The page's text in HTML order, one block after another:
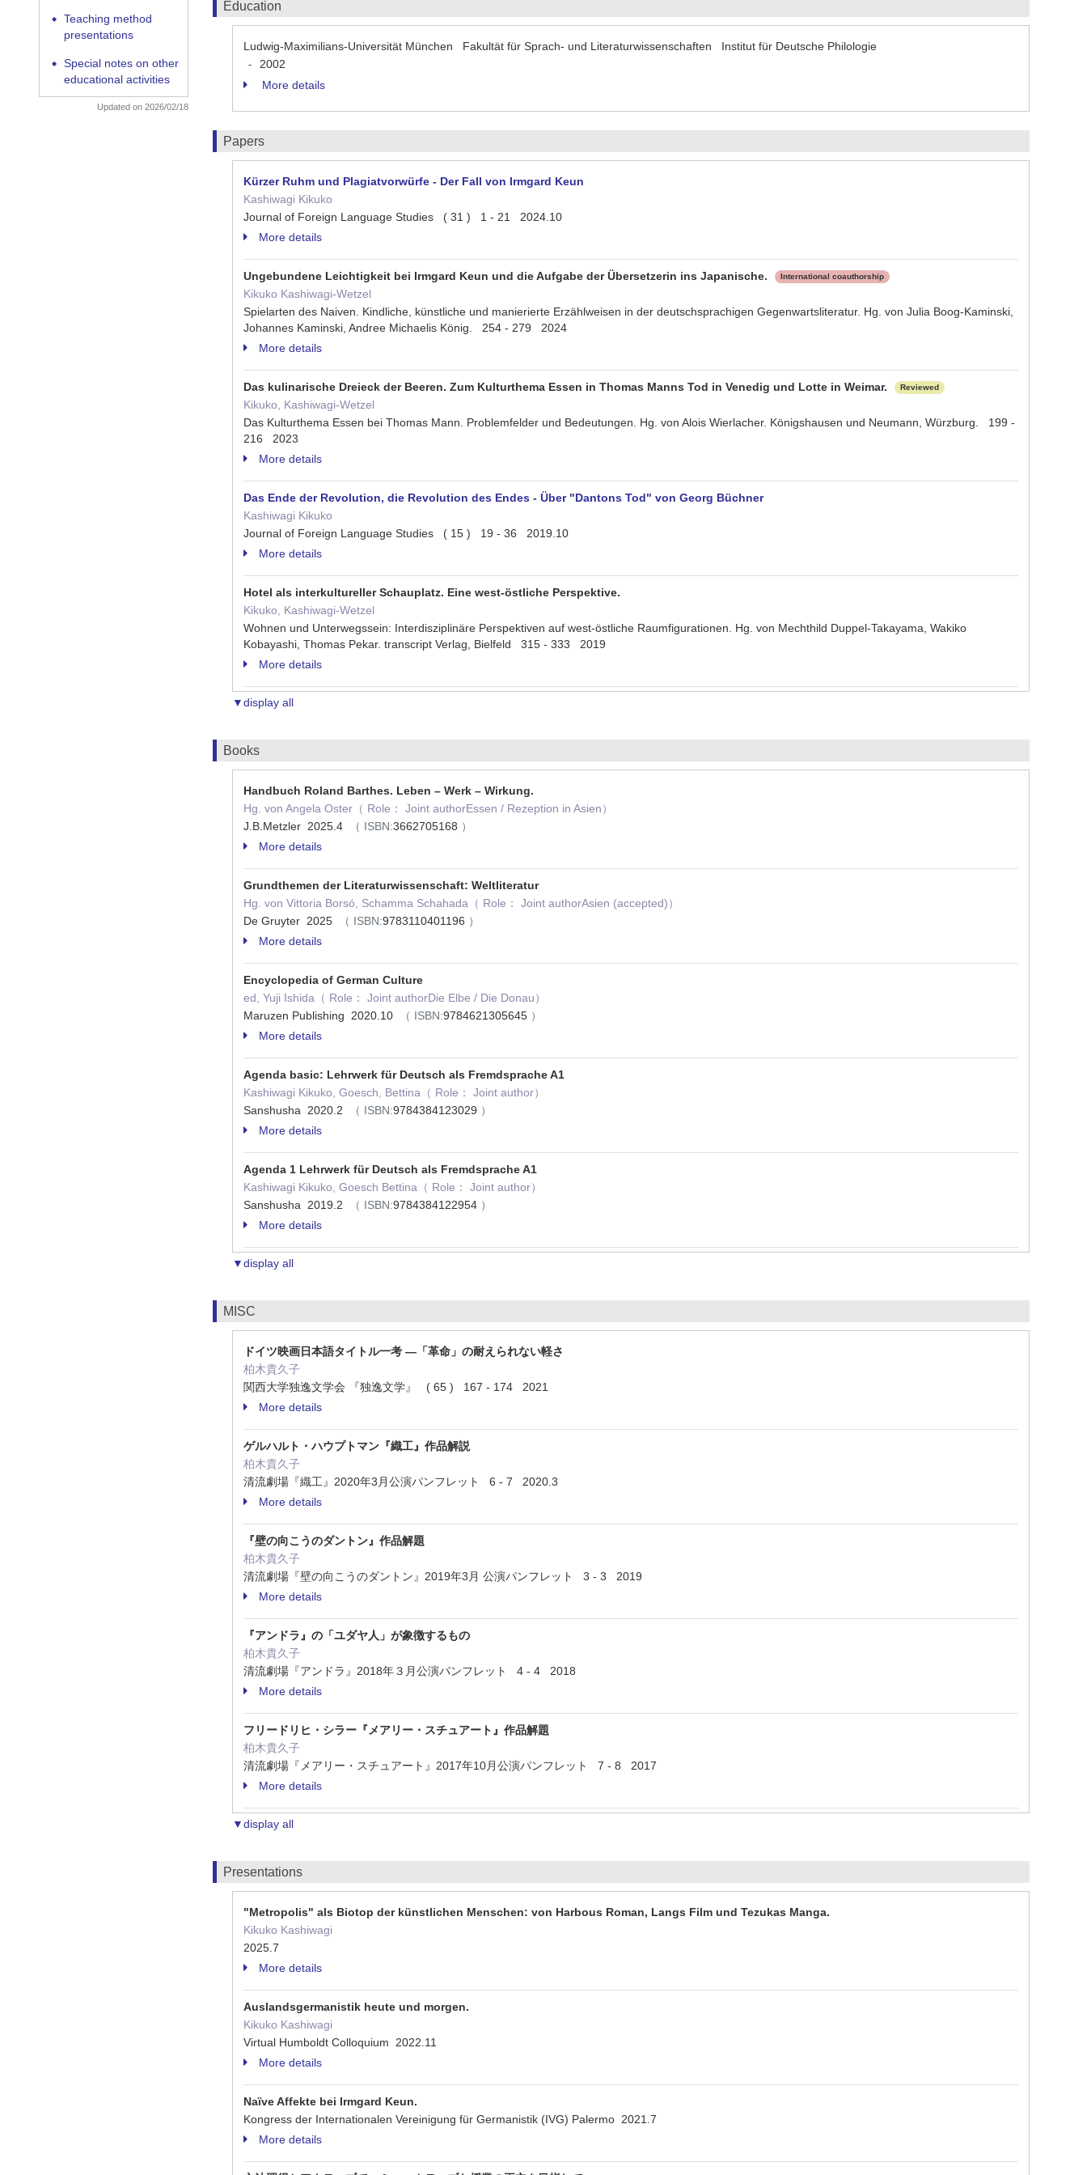
◆
Teaching method
presentations
◆
Special notes on other
educational activities
Updated on 2026/02/18
Education
Ludwig-Maximilians-Universität München Fakultät für Sprach- und Literaturwissenschaften Institut für Deutsche Philologie
-
2002
More details
Papers
Kürzer Ruhm und Plagiatvorwürfe - Der Fall von Irmgard Keun
Kashiwagi Kikuko
Journal of Foreign Language Studies ( 31 ) 1 - 21 2024.10
More details
Ungebundene Leichtigkeit bei Irmgard Keun und die Aufgabe der Übersetzerin ins Japanische. International coauthorship
Kikuko Kashiwagi-Wetzel
Spielarten des Naiven. Kindliche, künstliche und manierierte Erzählweisen in der deutschsprachigen Gegenwartsliteratur. Hg. von Julia Boog-Kaminski,
Johannes Kaminski, Andree Michaelis König. 254 - 279 2024
More details
Das kulinarische Dreieck der Beeren. Zum Kulturthema Essen in Thomas Manns Tod in Venedig und Lotte in Weimar. Reviewed
Kikuko, Kashiwagi-Wetzel
Das Kulturthema Essen bei Thomas Mann. Problemfelder und Bedeutungen. Hg. von Alois Wierlacher. Königshausen und Neumann, Würzburg. 199 -
216 2023
More details
Das Ende der Revolution, die Revolution des Endes - Über "Dantons Tod" von Georg Büchner
Kashiwagi Kikuko
Journal of Foreign Language Studies ( 15 ) 19 - 36 2019.10
More details
Hotel als interkultureller Schauplatz. Eine west-östliche Perspektive.
Kikuko, Kashiwagi-Wetzel
Wohnen und Unterwegssein: Interdisziplinäre Perspektiven auf west-östliche Raumfigurationen. Hg. von Mechthild Duppel-Takayama, Wakiko
Kobayashi, Thomas Pekar. transcript Verlag, Bielfeld 315 - 333 2019
More details
▼display all
Books
Handbuch Roland Barthes. Leben – Werk – Wirkung.
Hg. von Angela Oster（ Role： Joint authorEssen / Rezeption in Asien）
J.B.Metzler 2025.4
（ ISBN:3662705168 ）
More details
Grundthemen der Literaturwissenschaft: Weltliteratur
Hg. von Vittoria Borsó, Schamma Schahada（ Role： Joint authorAsien (accepted)）
De Gruyter 2025
（ ISBN:9783110401196 ）
More details
Encyclopedia of German Culture
ed, Yuji Ishida（ Role： Joint authorDie Elbe / Die Donau）
Maruzen Publishing 2020.10
（ ISBN:9784621305645 ）
More details
Agenda basic: Lehrwerk für Deutsch als Fremdsprache A1
Kashiwagi Kikuko, Goesch, Bettina（ Role： Joint author）
Sanshusha 2020.2
（ ISBN:9784384123029 ）
More details
Agenda 1 Lehrwerk für Deutsch als Fremdsprache A1
Kashiwagi Kikuko, Goesch Bettina（ Role： Joint author）
Sanshusha 2019.2
（ ISBN:9784384122954 ）
More details
▼display all
MISC
ドイツ映画日本語タイトル一考 ―「革命」の耐えられない軽さ
柏木貴久子
関西大学独逸文学会 『独逸文学』 ( 65 ) 167 - 174 2021
More details
ゲルハルト・ハウプトマン『織工』作品解説
柏木貴久子
清流劇場『織工』2020年3月公演パンフレット 6 - 7 2020.3
More details
『壁の向こうのダントン』作品解題
柏木貴久子
清流劇場『壁の向こうのダントン』2019年3月 公演パンフレット 3 - 3 2019
More details
『アンドラ』の「ユダヤ人」が象徴するもの
柏木貴久子
清流劇場『アンドラ』2018年３月公演パンフレット 4 - 4 2018
More details
フリードリヒ・シラー『メアリー・スチュアート』作品解題
柏木貴久子
清流劇場『メアリー・スチュアート』2017年10月公演パンフレット 7 - 8 2017
More details
▼display all
Presentations
"Metropolis" als Biotop der künstlichen Menschen: von Harbous Roman, Langs Film und Tezukas Manga.
Kikuko Kashiwagi
2025.7
More details
Auslandsgermanistik heute und morgen.
Kikuko Kashiwagi
Virtual Humboldt Colloquium 2022.11
More details
Naïve Affekte bei Irmgard Keun.
Kongress der Internationalen Vereinigung für Germanistik (IVG) Palermo 2021.7
More details